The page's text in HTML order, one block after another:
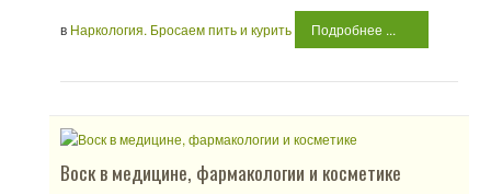
в Наркология. Бросаем пить и курить Подробнее ...
Воск в медицине, фармакологии и косметике